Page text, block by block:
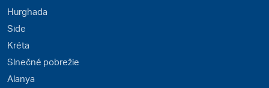
Hurghada
Side
Kréta
Slnečné pobrežie
Alanya